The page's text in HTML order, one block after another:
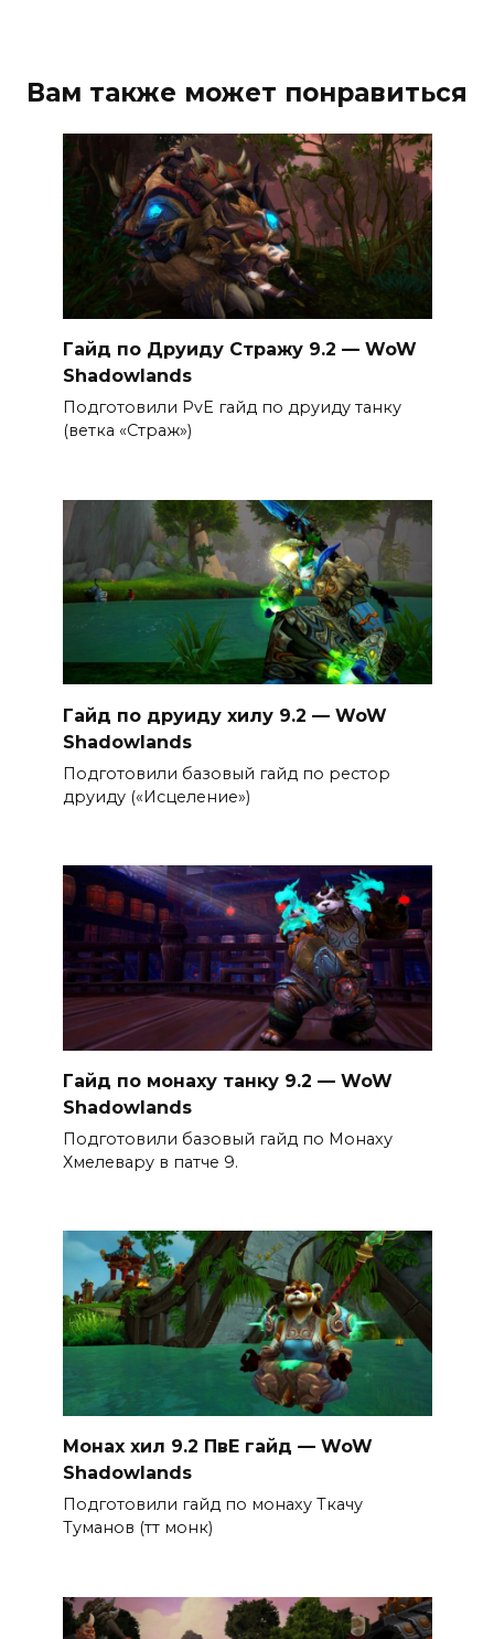
Вам также может понравиться
Гайд по Друиду Стражу 9.2 — WoW
Shadowlands
Подготовили PvE гайд по друиду танку
(ветка «Страж»)
Гайд по друиду хилу 9.2 — WoW
Shadowlands
Подготовили базовый гайд по рестор
друиду («Исцеление»)
Гайд по монаху танку 9.2 — WoW
Shadowlands
Подготовили базовый гайд по Монаху
Хмелевару в патче 9.
Монах хил 9.2 ПвЕ гайд — WoW
Shadowlands
Подготовили гайд по монаху Ткачу
Туманов (тт монк)